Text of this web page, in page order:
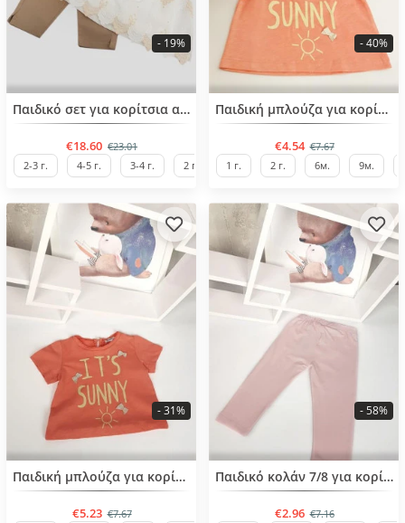
Παιδικό σετ για κορίτσια απο 2 έως 5 ετών
€18.60 €23.01
- 19%
2-3 г. 4-5 г. 3-4 г. 2 г.
BESTSELLERΠαιδική μπλούζα για κορίτσια από 6μ - 4 ετών
€4.54 €7.67
- 40%
1 г. 2 г. 6м. 9м.
BESTSELLERΠαιδική μπλούζα για κορίτσια από 6 μηνών έως 4 ετών
€5.23 €7.67
- 31%
BESTSELLERΠαιδικό κολάν 7/8 για κορίτσια από 2-7 ετών
€2.96 €7.16
- 58%